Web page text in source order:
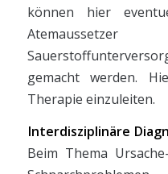
können hier
gemacht werden.
Therapie einzuleiten.
Interdisziplinäre
Beim Thema